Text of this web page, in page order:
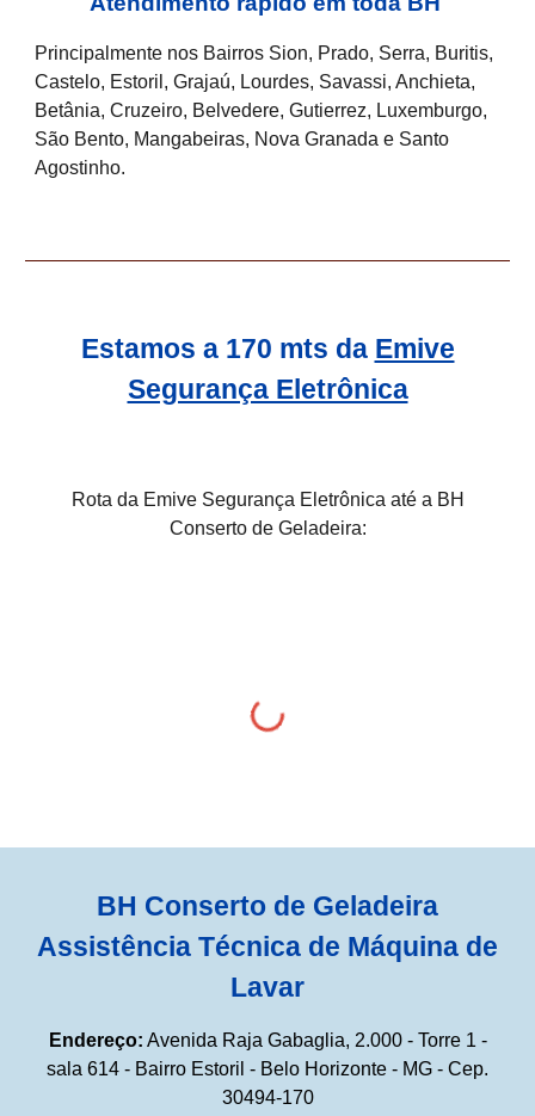
Principalmente nos Bairros Sion, Prado, Serra, Buritis,
Castelo, Estoril, Grajaú, Lourdes, Savassi, Anchieta,
Betânia, Cruzeiro, Belvedere, Gutierrez, Luxemburgo,
São Bento, Mangabeiras, Nova Granada e Santo
Agostinho.
Estamos a 170 mts da Emive
Segurança Eletrônica
Rota da Emive Segurança Eletrônica até a BH
Conserto de Geladeira:
BH Conserto de Geladeira
Assistência Técnica de Máquina de
Lavar
Endereço: Avenida Raja Gabaglia, 2.000 - Torre 1 -
sala 614 - Bairro Estoril - Belo Horizonte - MG - Cep.
30494-170